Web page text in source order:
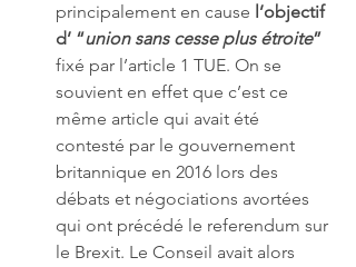
principalement en cause l’objectif
d’ “union sans cesse plus étroite”
fixé par l’article 1 TUE. On se
souvient en effet que c’est ce
même article qui avait été
contesté par le gouvernement
britannique en 2016 lors des
débats et négociations avortées
qui ont précédé le referendum sur
le Brexit. Le Conseil avait alors